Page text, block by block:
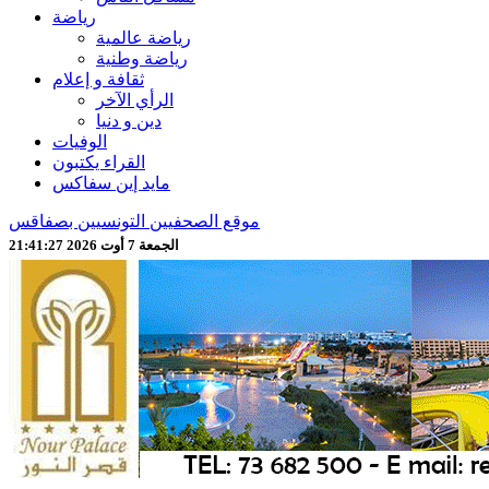
رياضة
رياضة عالمية
رياضة وطنية
ثقافة و إعلام
الرأي الآخر
دين و دنيا
الوفيات
القراء يكتبون
مايد إين سفاكس
موقع الصحفيين التونسيين بصفاقس
الجمعة 7 أوت 2026 21:41:28